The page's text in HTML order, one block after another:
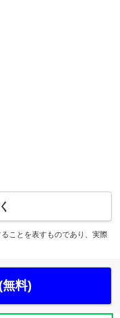
ことを表すものであり、実際
料)